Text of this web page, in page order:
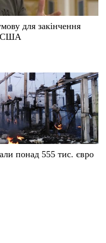
для закінчення
США
понад 555 тис. євро